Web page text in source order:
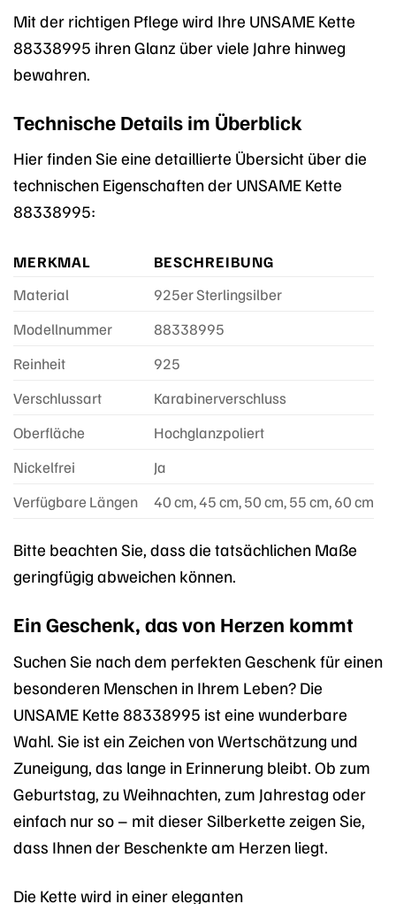
Mit der richtigen Pflege wird Ihre UNSAME Kette
88338995 ihren Glanz über viele Jahre hinweg
bewahren.
Technische Details im Überblick
Hier finden Sie eine detaillierte Übersicht über die
technischen Eigenschaften der UNSAME Kette
88338995:
MERKMAL
BESCHREIBUNG
Material
925er Sterlingsilber
Modellnummer
88338995
Reinheit
925
Verschlussart
Karabinerverschluss
Oberfläche
Hochglanzpoliert
Nickelfrei
Ja
Verfügbare Längen
40 cm, 45 cm, 50 cm, 55 cm, 60 cm
Bitte beachten Sie, dass die tatsächlichen Maße
geringfügig abweichen können.
Ein Geschenk, das von Herzen kommt
Suchen Sie nach dem perfekten Geschenk für einen
besonderen Menschen in Ihrem Leben? Die
UNSAME Kette 88338995 ist eine wunderbare
Wahl. Sie ist ein Zeichen von Wertschätzung und
Zuneigung, das lange in Erinnerung bleibt. Ob zum
Geburtstag, zu Weihnachten, zum Jahrestag oder
einfach nur so – mit dieser Silberkette zeigen Sie,
dass Ihnen der Beschenkte am Herzen liegt.
Die Kette wird in einer eleganten